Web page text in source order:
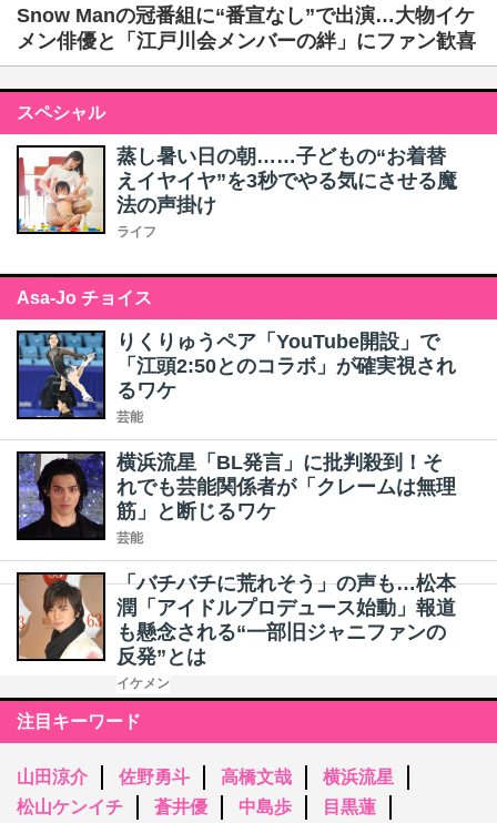
Snow Manの冠番組に“番宣なし”で出演…大物イケ
メン俳優と「江戸川会メンバーの絆」にファン歓喜
スペシャル
蒸し暑い日の朝……子どもの“お着替
えイヤイヤ”を3秒でやる気にさせる魔
法の声掛け
ライフ
Asa-Jo チョイス
りくりゅうペア「YouTube開設」で
「江頭2:50とのコラボ」が確実視され
るワケ
芸能
横浜流星「BL発言」に批判殺到！そ
れでも芸能関係者が「クレームは無理
筋」と断じるワケ
芸能
「バチバチに荒れそう」の声も…松本
潤「アイドルプロデュース始動」報道
も懸念される“一部旧ジャニファンの
反発”とは
イケメン
注目キーワード
山田涼介 佐野勇斗 高橋文哉
横浜流星
松山ケンイチ
蒼井優 中島歩
目黒蓮